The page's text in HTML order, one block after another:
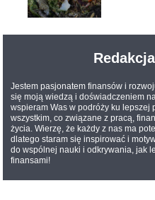
Jestem pasjonatem finansów i
się moją wiedzą i doświadczeniem
wspieram Was w podróży ku lepszej
wszystkim, co związane z pracą,
życia. Wierzę, że każdy z nas ma
dlatego staram się inspirować i
do wspólnej nauki i odkrywania, jak
finansami!